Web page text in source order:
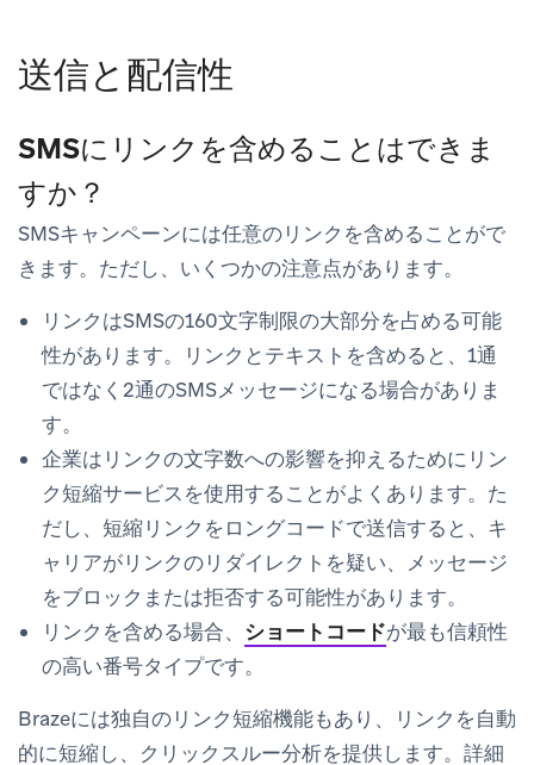
送信と配信性
SMSにリンクを含めることはできま
すか？
SMSキャンペーンには任意のリンクを含めることがで
きます。ただし、いくつかの注意点があります。
リンクはSMSの160文字制限の大部分を占める可能
性があります。リンクとテキストを含めると、1通
ではなく2通のSMSメッセージになる場合がありま
す。
企業はリンクの文字数への影響を抑えるためにリン
ク短縮サービスを使用することがよくあります。た
だし、短縮リンクをロングコードで送信すると、キ
ャリアがリンクのリダイレクトを疑い、メッセージ
をブロックまたは拒否する可能性があります。
リンクを含める場合、 ショートコードが最も信頼性
の高い番号タイプです。
Brazeには独自のリンク短縮機能もあり、リンクを自動
的に短縮し、クリックスルー分析を提供します。詳細